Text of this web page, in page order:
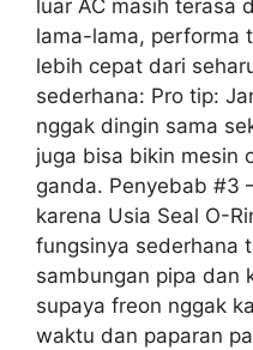
luar AC masih terasa
lama-lama, performa
lebih cepat dari
sederhana: Pro tip:
nggak dingin sama
juga bisa bikin mesin
ganda. Penyebab #3
karena Usia Seal O-
fungsinya sederhana
sambungan pipa dan
supaya freon nggak
waktu dan paparan